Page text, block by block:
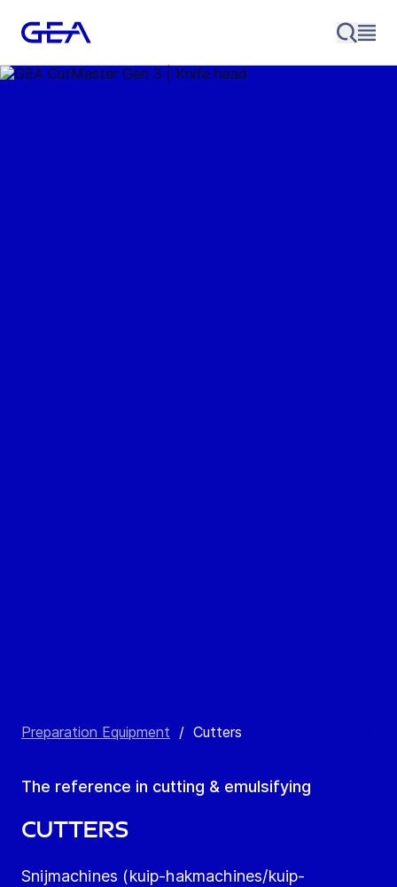
Preparation Equipment / Cutters
The reference in cutting & emulsifying
Cutters
Snijmachines (kuip-hakmachines/kuip-